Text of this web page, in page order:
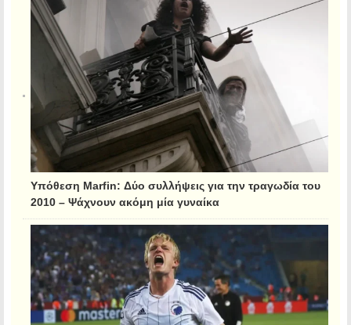
Υπόθεση Marfin: Δύο συλλήψεις για την τραγωδία του
2010 – Ψάχνουν ακόμη μία γυναίκα